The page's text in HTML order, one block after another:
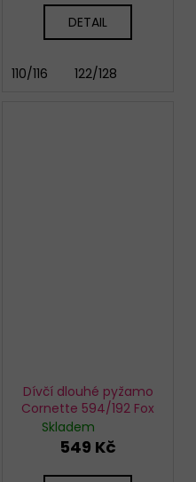
DETAIL
110/116 122/128
Dívčí dlouhé pyžamo
Cornette 594/192 Fox
Skladem
549 Kč